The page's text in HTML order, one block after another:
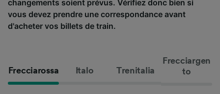
changements soient prévus. Vérifiez donc bien si
vous devez prendre une correspondance avant
d'acheter vos billets de train.
Frecciarossa Italo Trenitalia
Frecciargen
to